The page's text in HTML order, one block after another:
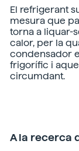
El refrigerant
mesura que
torna a liquar-
calor, per la
condensador
frigorífic i
circumdant.
A la recerca